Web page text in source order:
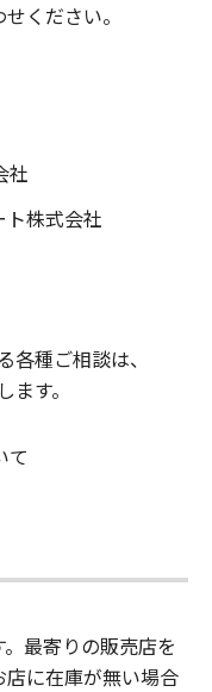
ください。
社
ト株式会社
各種ご相談は、
す。
て
最寄りの販売店を
に在庫が無い場合